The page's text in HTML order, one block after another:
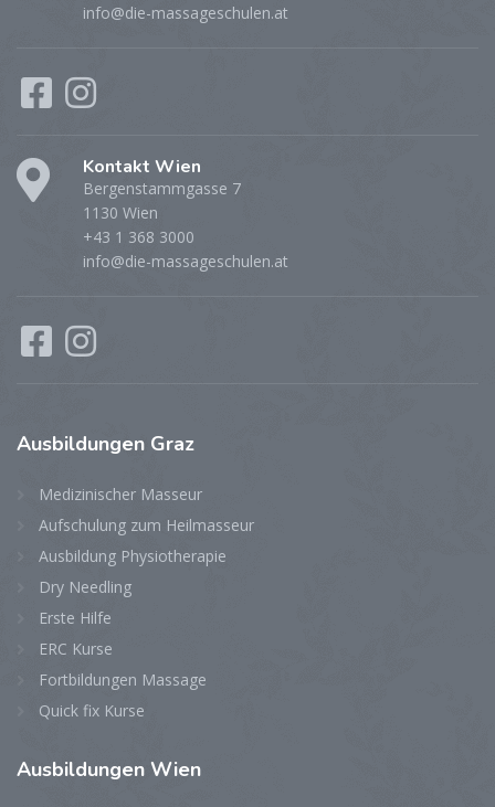
info@die-massageschulen.at
Kontakt Wien
Bergenstammgasse 7
1130 Wien
+43 1 368 3000
info@die-massageschulen.at
Ausbildungen Graz
Medizinischer Masseur
Aufschulung zum Heilmasseur
Ausbildung Physiotherapie
Dry Needling
Erste Hilfe
ERC Kurse
Fortbildungen Massage
Quick fix Kurse
Ausbildungen Wien